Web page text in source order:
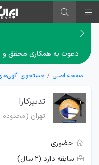
دعوت به همکاری محقق و
صفحه اصلی جستجوی
تدبیرکارا
تهران (محدوده
حضوری
سابقه دارد (۲ سال)